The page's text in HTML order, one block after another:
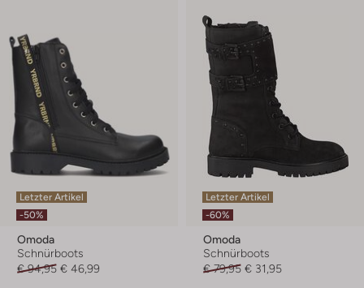
Letzter Artikel
-50%
Omoda
Schnürboots
€ 94,95 € 46,99
Letzter Artikel
-60%
Omoda
Schnürboots
€ 79,95 € 31,95